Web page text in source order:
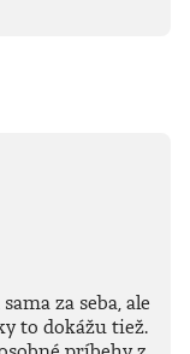
za seba, ale
to dokážu tiež.